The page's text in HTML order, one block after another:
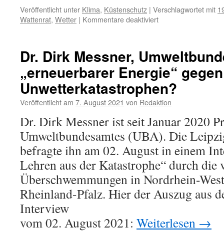
Veröffentlicht unter Klima, Küstenschutz | Verschlagwortet mit
Wattenrat, Wetter | Kommentare deaktiviertfür
Orkan
„Capella“
am
03.
Januar
1976
Dr. Dirk Messner,
„erneuerbarer Energie“ gegen
Unwetterkatastrophen?
Veröffentlicht am 7. August 2021 von Redaktion
Dr. Dirk Messner ist seit Januar 2020
Umweltbundesamtes (UBA). Die
befragte ihn am 02. August in einem
Lehren aus der Katastrophe“ durch die
Überschwemmungen in Nordrhein-
Rheinland-Pfalz. Hier der Auszug aus
Interview
vom 02. August 2021: Weiterlesen →